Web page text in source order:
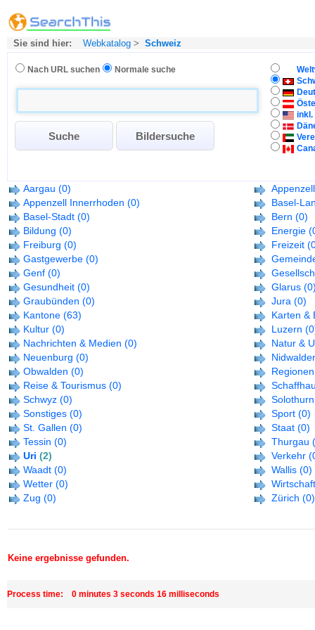
Sie sind hier: Webkatalog > Schweiz
Nach URL suchen Normale suche
inkl.
Aargau (0)
Appenzell Innerrhoden (0)
Basel-
Basel-Stadt (0) Bern (0)
Bildung (0) Energie
Freiburg (0) Freizeit
Gastgewerbe (0)
Genf (0)
Gesundheit (0) Glarus
Graubünden (0) Jura (0)
Kantone (63)
Karten &
Kultur (0) Luzern
Nachrichten & Medien (0)
Natur &
Neuenburg (0)
Obwalden (0)
Regionen
Reise & Tourismus (0)
Schwyz (0)
Solothurn
Sonstiges (0) Sport (0)
St. Gallen (0) Staat (0)
Tessin (0) Thurgau
Uri (2) Verkehr
Waadt (0) Wallis (0)
Wetter (0)
Wirtschaft
Zug (0) Zürich (0)
Keine ergebnisse gefunden.
Process time: 0 minutes 3 seconds 16 milliseconds